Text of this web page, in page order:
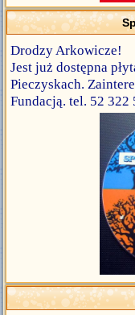
Drodzy Arkowicze!
Jest już dostępna
Pieczyskach.
Fundacją. tel. 52 322